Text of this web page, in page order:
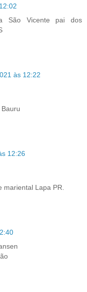
São Vicente pai dos
às 12:22
12:26
Lapa PR.